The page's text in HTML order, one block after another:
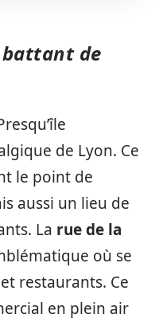
battant de
de Lyon. Ce
le point de
aussi un lieu de
La rue de la
où se
restaurants. Ce
en plein air